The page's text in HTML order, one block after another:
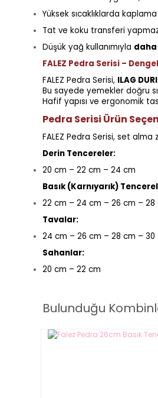
Yüksek sıcaklıklarda
Tat ve koku transferi
Düşük yağ kullanımıyla daha
FALEZ Pedra Serisi –
FALEZ Pedra Serisi, ILAG
Bu sayede yemekler doğru
Hafif yapısı ve ergonomik
Pedra Serisi Ürün
FALEZ Pedra Serisi, set
Derin Tencereler:
20 cm – 22 cm – 24 cm
Basık (Karnıyarık)
22 cm – 24 cm – 26 cm – 28
Tavalar:
24 cm – 26 cm – 28 cm – 30
Sahanlar:
20 cm – 22 cm
Bulunduğu